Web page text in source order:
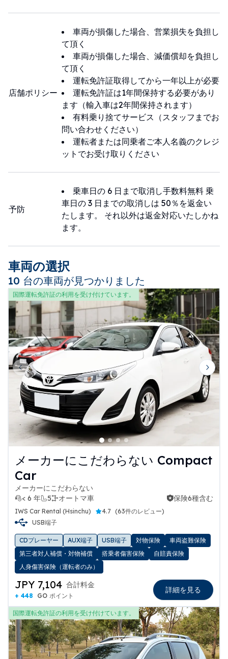
店舗ポリシー
車両が損傷した場合、営業損失を負担し
て頂く
車両が損傷した場合、減価償却を負担し
て頂く
運転免許証取得してから一年以上が必要
運転免許証は1年間保持する必要があり
ます（輸入車は2年間保持されます）
有料乗り捨てサービス（スタッフまでお
問い合わせください）
運転者または同乗者ご本人名義のクレジ
ットでお受け取りください
予防
乗車日の 6 日まで取消し手数料無料 乗
車日の 3 日までの取消しは 50％を返金い
たします。 それ以外は返金対応いたしかね
ます。
車両の選択
10 台の車両が見つかりました
国際運転免許証の利用を受け付けています。
Previous slide Next
メーカーにこだわらない Compact
Car
メーカーにこだわらない
< 6 年
5 オートマ車
保険6種含む 保険6種含む
IWS Car Rental (Hsinchu) 4.7 (63件のレビュー)
USB端子
CDプレーヤー AUX端子 USB端子 対物保険
車両盗難保険
第三者対人補償・対物補償
搭乗者傷害保険
自賠責保険
人身傷害保険（運転者のみ）
JPY 7,104 合計料金
+ 448 GO ポイント
詳細を見る
国際運転免許証の利用を受け付けています。